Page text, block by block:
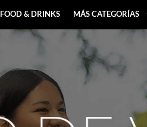
FOOD & DRINKS MÁS CATEGORÍAS